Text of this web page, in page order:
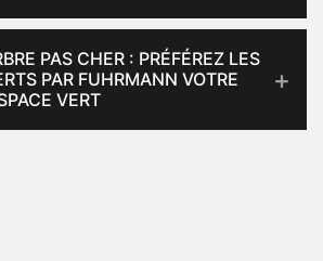
PAS CHER : PRÉFÉREZ LES
PAR FUHRMANN VOTRE
VERT